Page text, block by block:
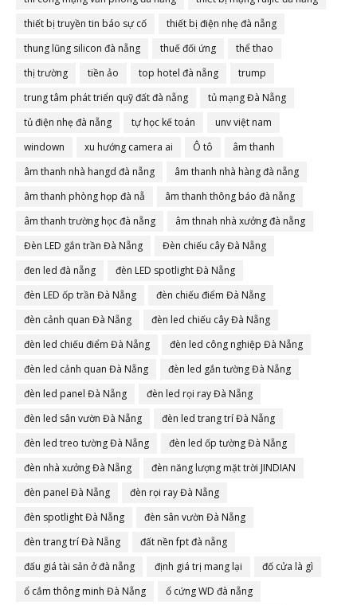
thiết bị truyền tin báo sự cố
thiết bị điện nhẹ đà nẵng
thung lũng silicon đà nẵng
thuế đối ứng
thể thao
thị trường
tiền ảo top hotel đà nẵng
trump
trung tâm phát triển quỹ đất đà nẵng
tủ mạng Đà Nẵng
tủ điện nhẹ đà nẵng
tự học kế toán
unv việt nam
windown
xu hướng camera ai Ô tô
âm thanh
âm thanh nhà hangd đà nẵng
âm thanh nhà hàng đà nẵng
âm thanh phòng họp đà nẵ
âm thanh thông báo đà nẵng
âm thanh trường học đà nẵng
âm thnah nhà xưởng đà nẵng
Đèn LED gắn trần Đà Nẵng
Đèn chiếu cây Đà Nẵng
đen led đà nẵng
đèn LED spotlight Đà Nẵng
đèn LED ốp trần Đà Nẵng
đèn chiếu điểm Đà Nẵng
đèn cảnh quan Đà Nẵng
đèn led chiếu cây Đà Nẵng
đèn led chiếu điểm Đà Nẵng
đèn led công nghiệp Đà Nẵng
đèn led cảnh quan Đà Nẵng
đèn led gắn tường Đà Nẵng
đèn led panel Đà Nẵng
đèn led rọi ray Đà Nẵng
đèn led sân vườn Đà Nẵng
đèn led trang trí Đà Nẵng
đèn led treo tường Đà Nẵng
đèn led ốp tường Đà Nẵng
đèn nhà xưởng Đà Nẵng
đèn năng lượng mặt trời JINDIAN
đèn panel Đà Nẵng
đèn rọi ray Đà Nẵng
đèn spotlight Đà Nẵng
đèn sân vườn Đà Nẵng
đèn trang trí Đà Nẵng
đất nền fpt đà nẵng
đấu giá tài sản ở đà nẵng
định giá trị mang lại
đố cửa là gì
ổ cắm thông minh Đà Nẵng
ổ cứng WD đà nẵng